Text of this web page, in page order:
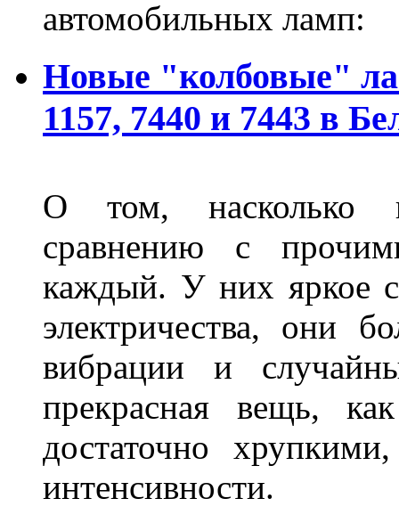
автомобильных ламп:
Новые "колбовые"
1157, 7440 и 7443 в
О том, насколько
сравнению с
каждый. У них яркое
электричества, они
вибрации и
прекрасная вещь,
достаточно
интенсивности.